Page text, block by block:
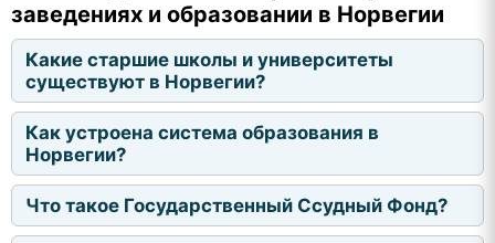
заведениях и образовании в Норвегии
Какие старшие школы и университеты
существуют в Норвегии?
Как устроена система образования в
Норвегии?
Что такое Государственный Ссудный Фонд?